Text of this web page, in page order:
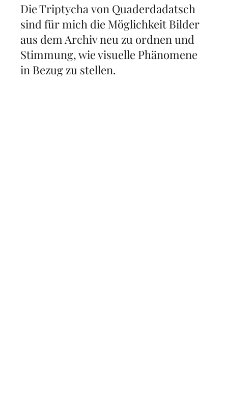
Die Triptycha von Quaderdadatsch
sind für mich die Möglichkeit Bilder
aus dem Archiv neu zu ordnen und
Stimmung, wie visuelle Phänomene
in Bezug zu stellen.